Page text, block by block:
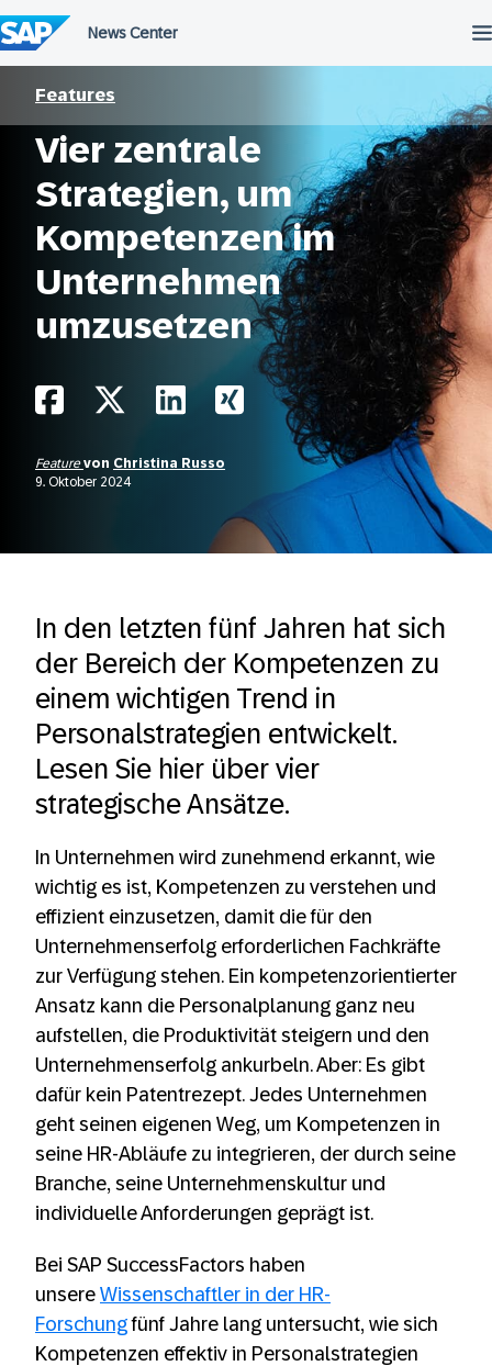
Features
Vier zentrale
Strategien, um
Kompetenzen im
Unternehmen
umzusetzen
Featurevon Christina Russo
9. Oktober 2024
In den letzten fünf Jahren hat sich
der Bereich der Kompetenzen zu
einem wichtigen Trend in
Personalstrategien entwickelt.
Lesen Sie hier über vier
strategische Ansätze.
In Unternehmen wird zunehmend erkannt, wie
wichtig es ist, Kompetenzen zu verstehen und
effizient einzusetzen, damit die für den
Unternehmenserfolg erforderlichen Fachkräfte
zur Verfügung stehen. Ein kompetenzorientierter
Ansatz kann die Personalplanung ganz neu
aufstellen, die Produktivität steigern und den
Unternehmenserfolg ankurbeln. Aber: Es gibt
dafür kein Patentrezept. Jedes Unternehmen
geht seinen eigenen Weg, um Kompetenzen in
seine HR-Abläufe zu integrieren, der durch seine
Branche, seine Unternehmenskultur und
individuelle Anforderungen geprägt ist.
Bei SAP SuccessFactors haben
unsere Wissenschaftler in der HR-
Forschungfünf Jahre lang untersucht, wie sich
Kompetenzen effektiv in Personalstrategien